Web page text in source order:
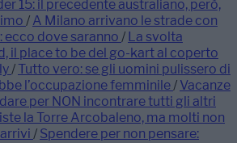
15: il precedente australiano, però,
/ A Milano arrivano le strade con
ecco dove saranno / La svolta
il place to be del go-kart al coperto
/ Tutto vero: se gli uomini pulissero di
l’occupazione femminile/ Vacanze
per NON incontrare tutti gli altri
la Torre Arcobaleno, ma molti non
/ Spendere per non pensare: